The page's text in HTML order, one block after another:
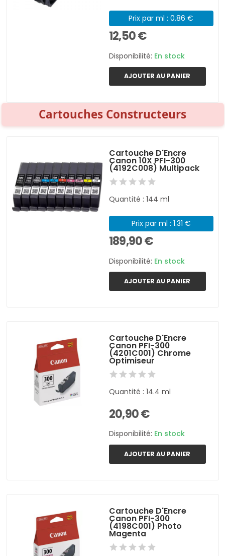
Prix par ml : 0.86 €
12,50 €
Disponibilité: En stock
AJOUTER AU PANIER
Cartouches Constructeurs
Cartouche D'Encre
Canon 10X PFI-300
(4192C008) Multipack
Quantité : 144 ml
Prix par ml : 1.31 €
189,90 €
Disponibilité: En stock
AJOUTER AU PANIER
Cartouche D'Encre
Canon PFI-300
(4201C001) Chrome
Optimiseur
Quantité : 14.4 ml
20,90 €
Disponibilité: En stock
AJOUTER AU PANIER
Cartouche D'Encre
Canon PFI-300
(4198C001) Photo
Magenta